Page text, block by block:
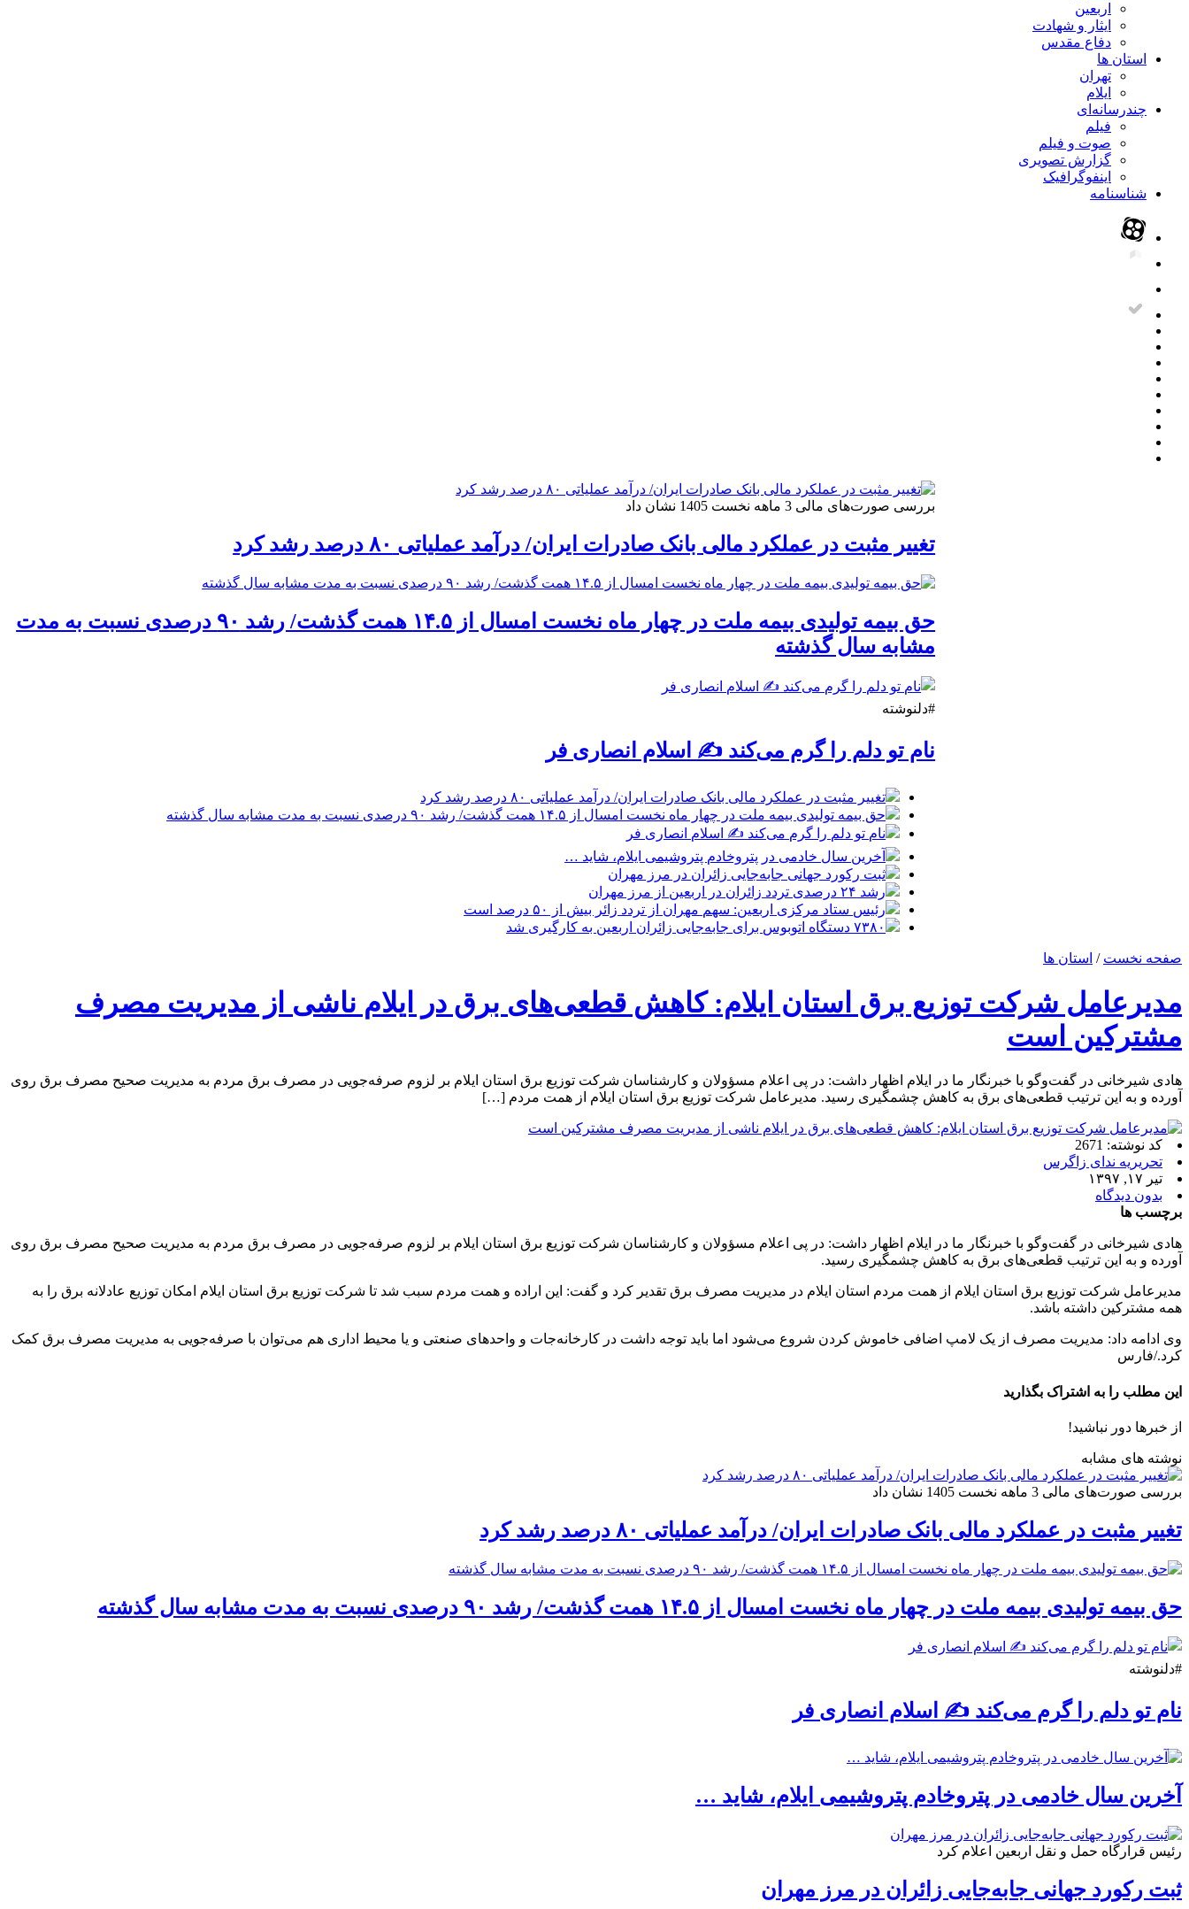
اربعین
ایثار و شهادت
دفاع مقدس
استان ها
تهران
ایلام
چندرسانه‌ای
فیلم
صوت و فیلم
گزارش تصویری
اینفوگرافیک
شناسنامه
بررسی صورت‌های مالی 3 ماهه نخست 1405 نشان داد
تغییر مثبت در عملکرد مالی بانک صادرات ایران/ درآمد عملیاتی ۸۰ درصد رشد کرد
حق بیمه تولیدی بیمه ملت در چهار ماه نخست امسال از ۱۴.۵ همت گذشت/ رشد ۹۰ درصدی نسبت به مدت
مشابه سال گذشته
#دلنوشته
نام تو دلم را گرم می‌کند ✍️ اسلام انصاری فر
تغییر مثبت در عملکرد مالی بانک صادرات ایران/ درآمد عملیاتی ۸۰ درصد رشد کرد
حق بیمه تولیدی بیمه ملت در چهار ماه نخست امسال از ۱۴.۵ همت گذشت/ رشد ۹۰ درصدی نسبت به مدت مشابه سال گذشته
نام تو دلم را گرم می‌کند ✍️ اسلام انصاری فر
آخرین سال خادمی در پتروخادم پتروشیمی ایلام، شاید …
ثبت رکورد جهانی جابه‌جایی زائران در مرز مهران
رشد ۲۴ درصدی تردد زائران در اربعین از مرز مهران
رئیس ستاد مرکزی اربعین: سهم مهران از تردد زائر بیش از ۵۰ درصد است
۷۳۸۰ دستگاه اتوبوس برای جابه‌جایی زائران اربعین به‌ کارگیری شد
صفحه نخست / استان ها
مدیرعامل شرکت توزیع برق استان ایلام: کاهش قطعی‌های برق در ایلام ناشی از مدیریت مصرف
مشترکین است
هادی شیرخانی در گفت‌وگو با خبرنگار ما در ایلام اظهار داشت: در پی اعلام مسؤولان و کارشناسان شرکت توزیع برق استان ایلام بر لزوم صرفه‌جویی در مصرف برق مردم به مدیریت صحیح مصرف برق روی
آورده‌ و به این ترتیب قطعی‌های برق به کاهش چشمگیری رسید. مدیرعامل شرکت توزیع برق استان ایلام از همت مردم […]
کد نوشته: 2671
تحریریه ندای زاگرس
تیر ۱۷, ۱۳۹۷
بدون دیدگاه
برچسب ها
هادی شیرخانی در گفت‌وگو با خبرنگار ما در ایلام اظهار داشت: در پی اعلام مسؤولان و کارشناسان شرکت توزیع برق استان ایلام بر لزوم صرفه‌جویی در مصرف برق مردم به مدیریت صحیح مصرف برق روی
آورده‌ و به این ترتیب قطعی‌های برق به کاهش چشمگیری رسید.
مدیرعامل شرکت توزیع برق استان ایلام از همت مردم استان ایلام در مدیریت مصرف برق تقدیر کرد و گفت: این اراده و همت مردم سبب شد تا شرکت توزیع برق استان ایلام امکان توزیع عادلانه برق را به
همه مشترکین داشته باشد.
وی ادامه داد: مدیریت مصرف از یک لامپ اضافی خاموش کردن شروع می‌شود اما باید توجه داشت در کارخانه‌جات و واحدهای صنعتی و یا محیط اداری هم می‌توان با صرفه‌جویی به مدیریت مصرف برق کمک
کرد./فارس
این مطلب را به اشتراک بگذارید
از خبرها دور نباشید!
نوشته های مشابه
بررسی صورت‌های مالی 3 ماهه نخست 1405 نشان داد
تغییر مثبت در عملکرد مالی بانک صادرات ایران/ درآمد عملیاتی ۸۰ درصد رشد کرد
حق بیمه تولیدی بیمه ملت در چهار ماه نخست امسال از ۱۴.۵ همت گذشت/ رشد ۹۰ درصدی نسبت به مدت مشابه سال گذشته
#دلنوشته
نام تو دلم را گرم می‌کند ✍️ اسلام انصاری فر
آخرین سال خادمی در پتروخادم پتروشیمی ایلام، شاید …
رئیس قرارگاه حمل و نقل اربعین اعلام کرد
ثبت رکورد جهانی جابه‌جایی زائران در مرز مهران